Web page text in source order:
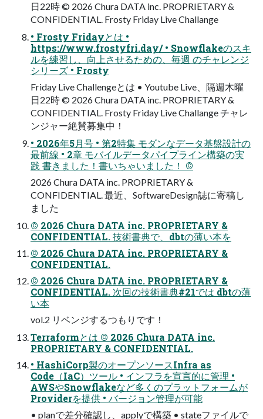
日22時 © 2026 Chura DATA inc. PROPRIETARY &
CONFIDENTIAL. Frosty Friday Live Challange
• Frosty Fridayとは •
https://www.frostyfri.day/ • Snowflakeのスキ
ルを練習し、向上させるための、毎週 のチャレンジ
シリーズ • Frosty
Friday Live Challengeとは • Youtube Live、隔週木曜
日22時 © 2026 Chura DATA inc. PROPRIETARY &
CONFIDENTIAL. Frosty Friday Live Challange チャレ
ンジャー絶賛募集中！
• 2026年5月号 • 第2特集 モダンなデータ基盤設計の
最前線 • 2章 モバイルデータパイプライン構築の実
践 書きました！書いちゃいました！ ©
2026 Chura DATA inc. PROPRIETARY &
CONFIDENTIAL. 最近、SoftwareDesign誌に寄稿し
ました
© 2026 Chura DATA inc. PROPRIETARY &
CONFIDENTIAL. 技術書典で、dbtの薄い本を
© 2026 Chura DATA inc. PROPRIETARY &
CONFIDENTIAL.
© 2026 Chura DATA inc. PROPRIETARY &
CONFIDENTIAL. 次回の技術書典#21では dbtの薄
い本
vol.2 リベンジするつもりです！
Terraformとは © 2026 Chura DATA inc.
PROPRIETARY & CONFIDENTIAL.
• HashiCorp製のオープンソースInfra as
Code（IaC）ツール • インフラを宣言的に管理 •
AWSやSnowflakeなど多くのプラットフォームが
Providerを提供 • バージョン管理が可能
• planで差分確認し、applyで構築 • stateファイルで